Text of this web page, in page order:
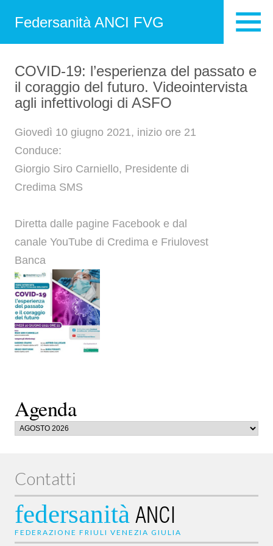
Federsanità ANCI FVG
Agenda
COVID-19: l’esperienza del passato e
il coraggio del futuro. Videointervista
agli infettivologi di ASFO
Giovedì 10 giugno 2021, inizio ore 21
Conduce:
Giorgio Siro Carniello, Presidente di
Credima SMS
Diretta dalle pagine Facebook e dal
canale YouTube di Credima e Friulovest
Banca
Contatti
federsanità ANCI
FEDERAZIONE FRIULI VENEZIA GIULIA